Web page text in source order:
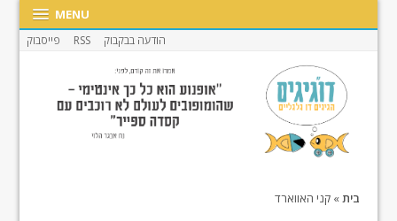
MENU
הודעה בבקבוק RSS פייסבוק
בית » קני האווארד